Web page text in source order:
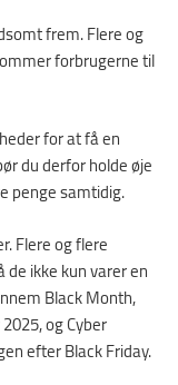
frem. Flere og
forbrugerne til
for at få en
du derfor holde øje
penge samtidig.
Flere og flere
ikke kun varer en
Black Month,
og Cyber
efter Black Friday.